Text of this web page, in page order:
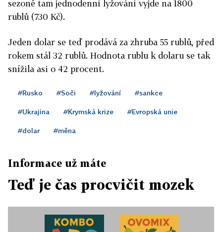
sezoně tam jednodenní lyžování vyjde na 1800
rublů (730 Kč).
Jeden dolar se teď prodává za zhruba 55 rublů, před
rokem stál 32 rublů. Hodnota rublu k dolaru se tak
snížila asi o 42 procent.
#Rusko #Soči #lyžování #sankce
#Ukrajina #Krymská krize #Evropská unie
#dolar #měna
Informace už máte
Teď je čas procvičit mozek